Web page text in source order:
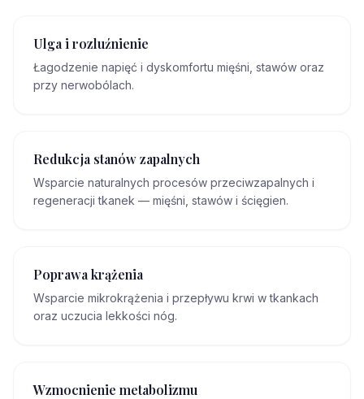
Ulga i rozluźnienie
Łagodzenie napięć i dyskomfortu mięśni, stawów oraz
przy nerwobólach.
Redukcja stanów zapalnych
Wsparcie naturalnych procesów przeciwzapalnych i
regeneracji tkanek — mięśni, stawów i ścięgien.
Poprawa krążenia
Wsparcie mikrokrążenia i przepływu krwi w tkankach
oraz uczucia lekkości nóg.
Wzmocnienie metabolizmu